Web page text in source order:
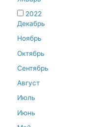
2022
Декабрь
Ноябрь
Октябрь
Сентябрь
Август
Июль
Июнь